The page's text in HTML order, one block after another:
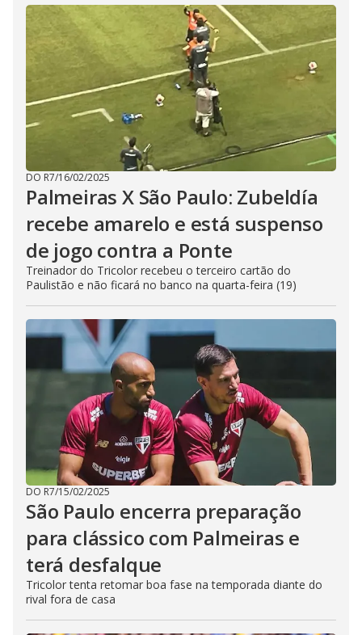
DO R7/16/02/2025
Palmeiras X São Paulo: Zubeldía
recebe amarelo e está suspenso
de jogo contra a Ponte
Treinador do Tricolor recebeu o terceiro cartão do
Paulistão e não ficará no banco na quarta-feira (19)
DO R7/15/02/2025
São Paulo encerra preparação
para clássico com Palmeiras e
terá desfalque
Tricolor tenta retomar boa fase na temporada diante do
rival fora de casa